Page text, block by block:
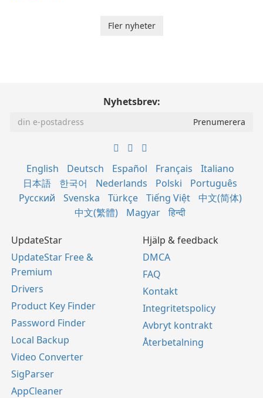
Fler nyheter
Nyhetsbrev:
English Deutsch Español Français
Italiano
日本語
한국어 Nederlands Polski
Português
Русский
Svenska Türkçe Tiếng Việt
中文(简体)
中文(繁體)
Magyar हिन्दी
UpdateStar
UpdateStar Free &
Premium
Drivers
Product Key Finder
Password Finder
Local Backup
Video Converter
SigParser
AppCleaner
Hjälp & feedback
DMCA
FAQ
Kontakt
Integritetspolicy
Avbryt kontrakt
Återbetalning